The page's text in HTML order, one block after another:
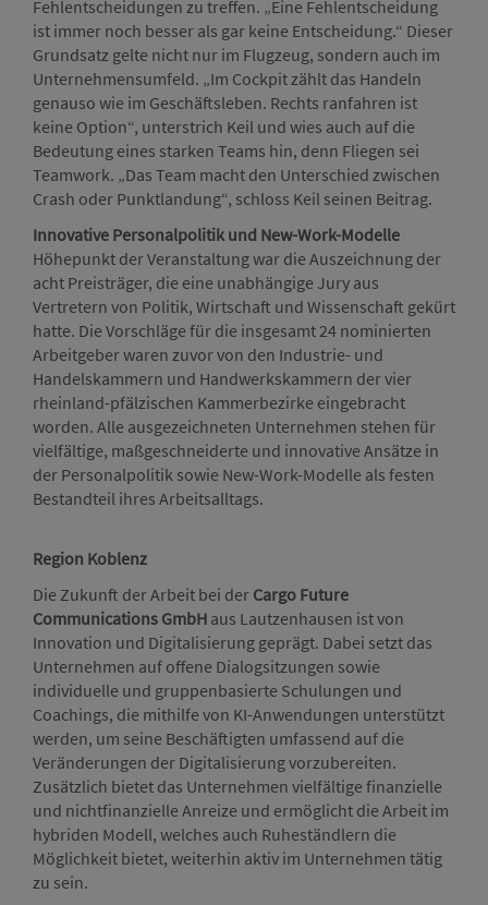
Fehlentscheidungen zu treffen. „Eine Fehlentscheidung
ist immer noch besser als gar keine Entscheidung.“ Dieser
Grundsatz gelte nicht nur im Flugzeug, sondern auch im
Unternehmensumfeld. „Im Cockpit zählt das Handeln
genauso wie im Geschäftsleben. Rechts ranfahren ist
keine Option“, unterstrich Keil und wies auch auf die
Bedeutung eines starken Teams hin, denn Fliegen sei
Teamwork. „Das Team macht den Unterschied zwischen
Crash oder Punktlandung“, schloss Keil seinen Beitrag.
Innovative Personalpolitik und New-Work-Modelle
Höhepunkt der Veranstaltung war die Auszeichnung der
acht Preisträger, die eine unabhängige Jury aus
Vertretern von Politik, Wirtschaft und Wissenschaft gekürt
hatte. Die Vorschläge für die insgesamt 24 nominierten
Arbeitgeber waren zuvor von den Industrie- und
Handelskammern und Handwerkskammern der vier
rheinland-pfälzischen Kammerbezirke eingebracht
worden. Alle ausgezeichneten Unternehmen stehen für
vielfältige, maßgeschneiderte und innovative Ansätze in
der Personalpolitik sowie New-Work-Modelle als festen
Bestandteil ihres Arbeitsalltags.
Region Koblenz
Die Zukunft der Arbeit bei der Cargo Future
Communications GmbH aus Lautzenhausen ist von
Innovation und Digitalisierung geprägt. Dabei setzt das
Unternehmen auf offene Dialogsitzungen sowie
individuelle und gruppenbasierte Schulungen und
Coachings, die mithilfe von KI-Anwendungen unterstützt
werden, um seine Beschäftigten umfassend auf die
Veränderungen der Digitalisierung vorzubereiten.
Zusätzlich bietet das Unternehmen vielfältige finanzielle
und nichtfinanzielle Anreize und ermöglicht die Arbeit im
hybriden Modell, welches auch Ruheständlern die
Möglichkeit bietet, weiterhin aktiv im Unternehmen tätig
zu sein.